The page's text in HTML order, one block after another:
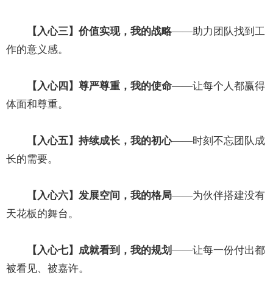
【入心三】价值实现，我的战略——助力团队找到工
作的意义感。
【入心四】尊严尊重，我的使命——让每个人都赢得
体面和尊重。
【入心五】持续成长，我的初心——时刻不忘团队成
长的需要。
【入心六】发展空间，我的格局——为伙伴搭建没有
天花板的舞台。
【入心七】成就看到，我的规划——让每一份付出都
被看见、被嘉许。